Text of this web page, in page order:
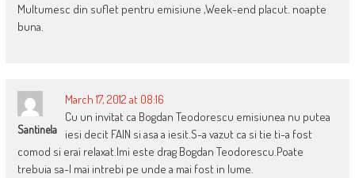
Multumesc din suflet pentru emisiune ,Week-end placut. noapte
buna.
Santinela
March 17, 2012 at 08:16
Cu un invitat ca Bogdan Teodorescu emisiunea nu putea
iesi decit FAIN si asa a iesit.S-a vazut ca si tie ti-a fost
comod si erai relaxat.Imi este drag Bogdan Teodorescu.Poate
trebuia sa-l mai intrebi pe unde a mai fost in lume.